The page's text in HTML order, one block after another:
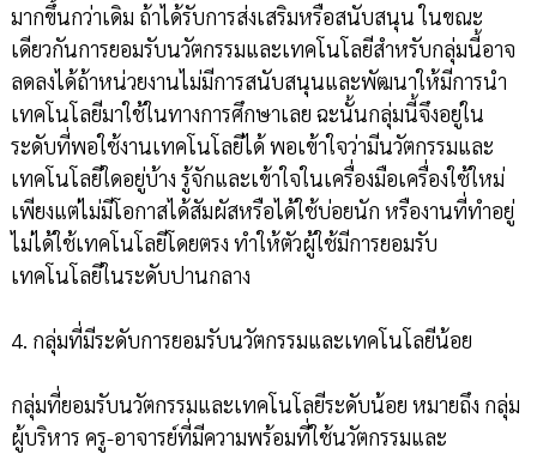
มากขึ้นกว่าเดิม ถ้าได้รับการส่งเสริมหรือสนับสนุน ในขณะ
เดียวกันการยอมรับนวัตกรรมและเทคโนโลยีสำหรับกลุ่มนี้อาจ
ลดลงได้ถ้าหน่วยงานไม่มีการสนับสนุนและพัฒนาให้มีการนำ
เทคโนโลยีมาใช้ในทางการศึกษาเลย ฉะนั้นกลุ่มนี้จึงอยู่ใน
ระดับที่พอใช้งานเทคโนโลยีได้ พอเข้าใจว่ามีนวัตกรรมและ
เทคโนโลยีใดอยู่บ้าง รู้จักและเข้าใจในเครื่องมือเครื่องใช้ใหม่
เพียงแต่ไม่มีโอกาสได้สัมผัสหรือได้ใช้บ่อยนัก หรืองานที่ทำอยู่
ไม่ได้ใช้เทคโนโลยีโดยตรง ทำให้ตัวผู้ใช้มีการยอมรับ
เทคโนโลยีในระดับปานกลาง
4. กลุ่มที่มีระดับการยอมรับนวัตกรรมและเทคโนโลยีน้อย
กลุ่มที่ยอมรับนวัตกรรมและเทคโนโลยีระดับน้อย หมายถึง กลุ่ม
ผู้บริหาร ครู-อาจารย์ที่มีความพร้อมที่ใช้นวัตกรรมและ